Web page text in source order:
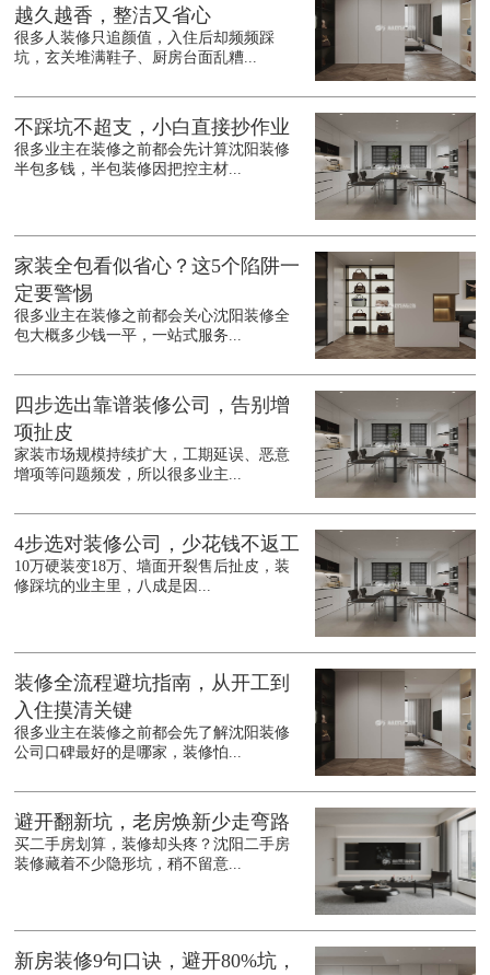
越久越香，整洁又省心
很多人装修只追颜值，入住后却频频踩
坑，玄关堆满鞋子、厨房台面乱糟...
不踩坑不超支，小白直接抄作业
很多业主在装修之前都会先计算沈阳装修
半包多钱，半包装修因把控主材...
家装全包看似省心？这5个陷阱一
定要警惕
很多业主在装修之前都会关心沈阳装修全
包大概多少钱一平，一站式服务...
四步选出靠谱装修公司，告别增
项扯皮
家装市场规模持续扩大，工期延误、恶意
增项等问题频发，所以很多业主...
4步选对装修公司，少花钱不返工
10万硬装变18万、墙面开裂售后扯皮，装
修踩坑的业主里，八成是因...
装修全流程避坑指南，从开工到
入住摸清关键
很多业主在装修之前都会先了解沈阳装修
公司口碑最好的是哪家，装修怕...
避开翻新坑，老房焕新少走弯路
买二手房划算，装修却头疼？沈阳二手房
装修藏着不少隐形坑，稍不留意...
新房装修9句口诀，避开80%坑，